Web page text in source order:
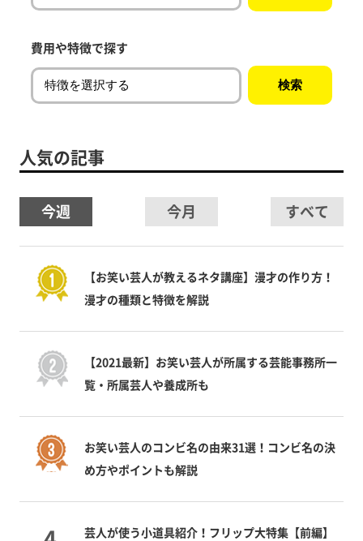
費用や特徴で探す
人気の記事
今週 今月 すべて
【お笑い芸人が教えるネタ講座】漫才の作り方！
漫才の種類と特徴を解説
【2021最新】お笑い芸人が所属する芸能事務所一
覧・所属芸人や養成所も
お笑い芸人のコンビ名の由来31選！コンビ名の決
め方やポイントも解説
芸人が使う小道具紹介！フリップ大特集【前編】